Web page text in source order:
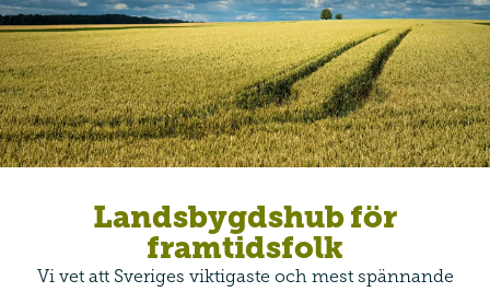
Landsbygdshub för
framtidsfolk
Vi vet att Sveriges viktigaste och mest spännande